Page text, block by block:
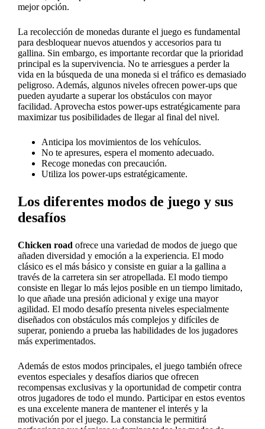
mejor opción.
La recolección de monedas durante el juego es fundamental
para desbloquear nuevos atuendos y accesorios para tu
gallina. Sin embargo, es importante recordar que la prioridad
principal es la supervivencia. No te arriesgues a perder la
vida en la búsqueda de una moneda si el tráfico es demasiado
peligroso. Además, algunos niveles ofrecen power-ups que
pueden ayudarte a superar los obstáculos con mayor
facilidad. Aprovecha estos power-ups estratégicamente para
maximizar tus posibilidades de llegar al final del nivel.
Anticipa los movimientos de los vehículos.
No te apresures, espera el momento adecuado.
Recoge monedas con precaución.
Utiliza los power-ups estratégicamente.
Los diferentes modos de juego y sus
desafíos
Chicken road ofrece una variedad de modos de juego que
añaden diversidad y emoción a la experiencia. El modo
clásico es el más básico y consiste en guiar a la gallina a
través de la carretera sin ser atropellada. El modo tiempo
consiste en llegar lo más lejos posible en un tiempo limitado,
lo que añade una presión adicional y exige una mayor
agilidad. El modo desafío presenta niveles especialmente
diseñados con obstáculos más complejos y difíciles de
superar, poniendo a prueba las habilidades de los jugadores
más experimentados.
Además de estos modos principales, el juego también ofrece
eventos especiales y desafíos diarios que ofrecen
recompensas exclusivas y la oportunidad de competir contra
otros jugadores de todo el mundo. Participar en estos eventos
es una excelente manera de mantener el interés y la
motivación por el juego. La constancia le permitirá